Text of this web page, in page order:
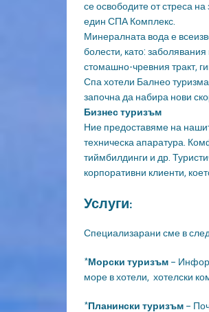
се освободите от стреса
един СПА Комплекс.
Минералната вода е
болести, като:
стомашно-чревния тракт,
Спа хотели Балнео
започна да набира нови
Бизнес туризъм
Ние предоставяме на
техническа апаратура.
тиймбилдинги и др.
корпоративни клиенти,
Услуги:
Специализарани сме в
*Морски туризъм –
море в хотели, хотелски
*Планински туризъм –